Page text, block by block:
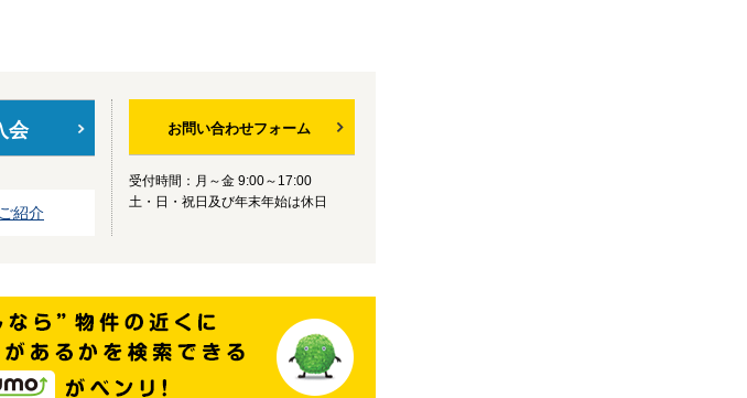
会
紹介
お問い合わせフォーム
受付時間：月～金 9:00～17:00
土・日・祝日及び年末年始は休日